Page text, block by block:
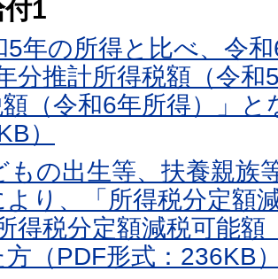
1
5年の所得と比べ、令
分推計所得税額（令
（令和6年所得）」
）
もの出生等、扶養親族
り、「所得税分定額
得税分定額減税可能額
（PDF形式：236KB